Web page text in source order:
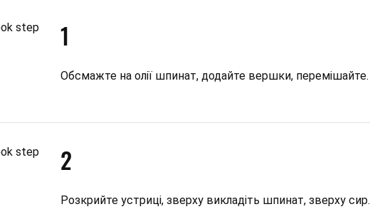
1
Обсмажте на олії шпинат, додайте вершки, перемішайте.
2
Розкрийте устриці, зверху викладіть шпинат, зверху сир.